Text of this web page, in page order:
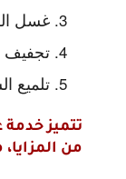
غسل
تجفيف
تلميع
تتميز
من المزايا،